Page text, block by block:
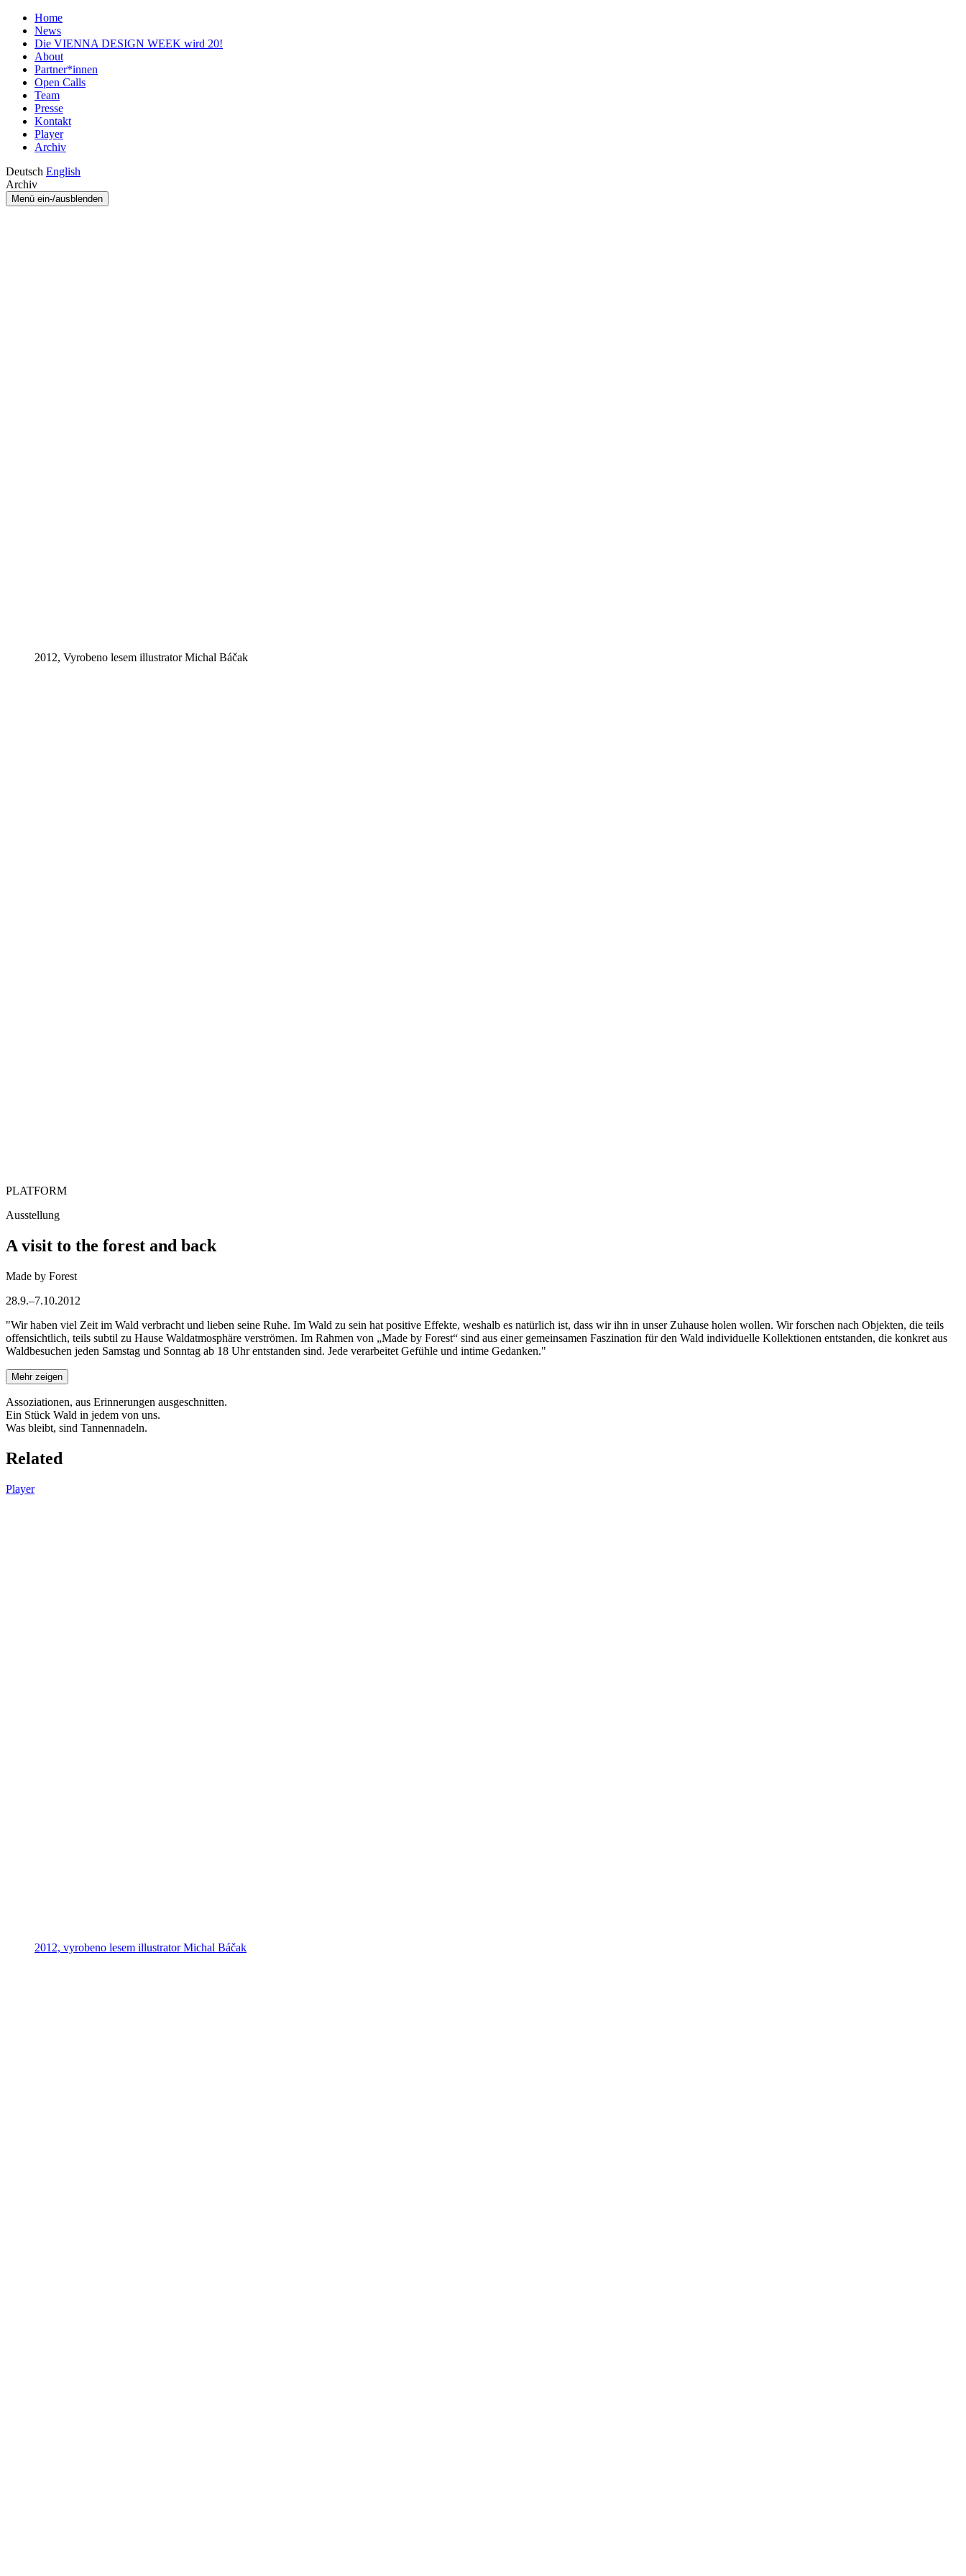
Home
News
Die VIENNA DESIGN WEEK wird 20!
About
Partner*innen
Open Calls
Team
Presse
Kontakt
Player
Archiv
Deutsch English
Archiv
Menü ein-/ausblenden
2012, Vyrobeno lesem illustrator Michal Báčak
PLATFORM
Ausstellung
A visit to the forest and back
Made by Forest
28.9.–7.10.2012
"Wir haben viel Zeit im Wald verbracht und lieben seine Ruhe. Im Wald zu sein hat positive Effekte, weshalb es natürlich ist, dass wir ihn in unser Zuhause holen wollen. Wir forschen nach Objekten, die teils
offensichtlich, teils subtil zu Hause Waldatmosphäre verströmen. Im Rahmen von „Made by Forest“ sind aus einer gemeinsamen Faszination für den Wald individuelle Kollektionen entstanden, die konkret aus
Waldbesuchen jeden Samstag und Sonntag ab 18 Uhr entstanden sind. Jede verarbeitet Gefühle und intime Gedanken."
Mehr zeigen
Assoziationen, aus Erinnerungen ausgeschnitten.
Ein Stück Wald in jedem von uns.
Was bleibt, sind Tannennadeln.
Related
Player
2012, vyrobeno lesem illustrator Michal Báčak